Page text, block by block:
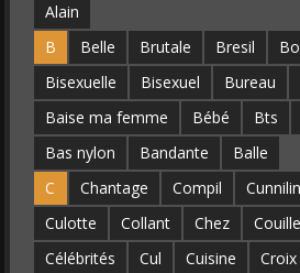
Alain
B
Belle Brutale Bresil
Bisexuelle
Bisexuel Bureau
Baise ma femme
Bébé Bts
Bas nylon
Bandante
Balle
C
Chantage Compil
Culotte
Collant Chez
Célébrités
Cul Cuisine Croix